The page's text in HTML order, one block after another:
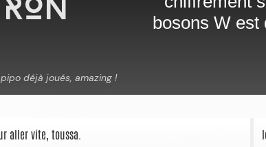
aller vite, toussa.